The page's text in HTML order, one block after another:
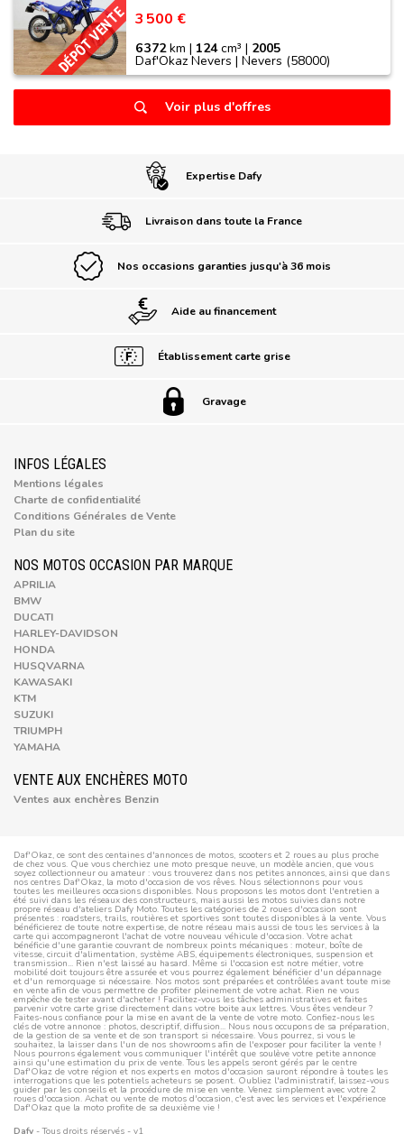
DÉPÔT VENTE 3 500 €
6 372km | 124cm³ | 2005
Daf'Okaz Nevers | Nevers (58000)
Voir plus d'offres
Expertise Dafy
Livraison dans toute la France
Nos occasions garanties jusqu'à 36 mois
Aide au financement
Établissement carte grise
Gravage
INFOS LÉGALES
Mentions légales
Charte de confidentialité
Conditions Générales de Vente
Plan du site
NOS MOTOS OCCASION PAR MARQUE
APRILIA
BMW
DUCATI
HARLEY-DAVIDSON
HONDA
HUSQVARNA
KAWASAKI
KTM
SUZUKI
TRIUMPH
YAMAHA
VENTE AUX ENCHÈRES MOTO
Ventes aux enchères Benzin
Daf'Okaz, ce sont des centaines d'annonces de motos, scooters et 2 roues au plus proche
de chez vous. Que vous cherchiez une moto presque neuve, un modèle ancien, que vous
soyez collectionneur ou amateur : vous trouverez dans nos petites annonces, ainsi que dans
nos centres Daf'Okaz, la moto d'occasion de vos rêves. Nous sélectionnons pour vous
toutes les meilleures occasions disponibles. Nous proposons les motos dont l'entretien a
été suivi dans les réseaux des constructeurs, mais aussi les motos suivies dans notre
propre réseau d'ateliers Dafy Moto. Toutes les catégories de 2 roues d'occasion sont
présentes : roadsters, trails, routières et sportives sont toutes disponibles à la vente. Vous
bénéficierez de toute notre expertise, de notre réseau mais aussi de tous les services à la
carte qui accompagneront l'achat de votre nouveau véhicule d'occasion. Votre achat
bénéficie d'une garantie couvrant de nombreux points mécaniques : moteur, boîte de
vitesse, circuit d'alimentation, système ABS, équipements électroniques, suspension et
transmission... Rien n'est laissé au hasard. Même si l'occasion est notre métier, votre
mobilité doit toujours être assurée et vous pourrez également bénéficier d'un dépannage
et d'un remorquage si nécessaire. Nos motos sont préparées et contrôlées avant toute mise
en vente afin de vous permettre de profiter pleinement de votre achat. Rien ne vous
empêche de tester avant d'acheter ! Facilitez-vous les tâches administratives et faites
parvenir votre carte grise directement dans votre boite aux lettres. Vous êtes vendeur ?
Faites-nous confiance pour la mise en avant de la vente de votre moto. Confiez-nous les
clés de votre annonce : photos, descriptif, diffusion... Nous nous occupons de sa préparation,
de la gestion de sa vente et de son transport si nécessaire. Vous pourrez, si vous le
souhaitez, la laisser dans l'un de nos showrooms afin de l'exposer pour faciliter la vente !
Nous pourrons également vous communiquer l'intérêt que soulève votre petite annonce
ainsi qu'une estimation du prix de vente. Tous les appels seront gérés par le centre
Daf'Okaz de votre région et nos experts en motos d'occasion sauront répondre à toutes les
interrogations que les potentiels acheteurs se posent. Oubliez l'administratif, laissez-vous
guider par les conseils et la procédure de mise en vente. Venez simplement avec votre 2
roues d'occasion. Achat ou vente de motos d'occasion, c'est avec les services et l'expérience
Daf'Okaz que la moto profite de sa deuxième vie !
Dafy - Tous droits réservés - v1